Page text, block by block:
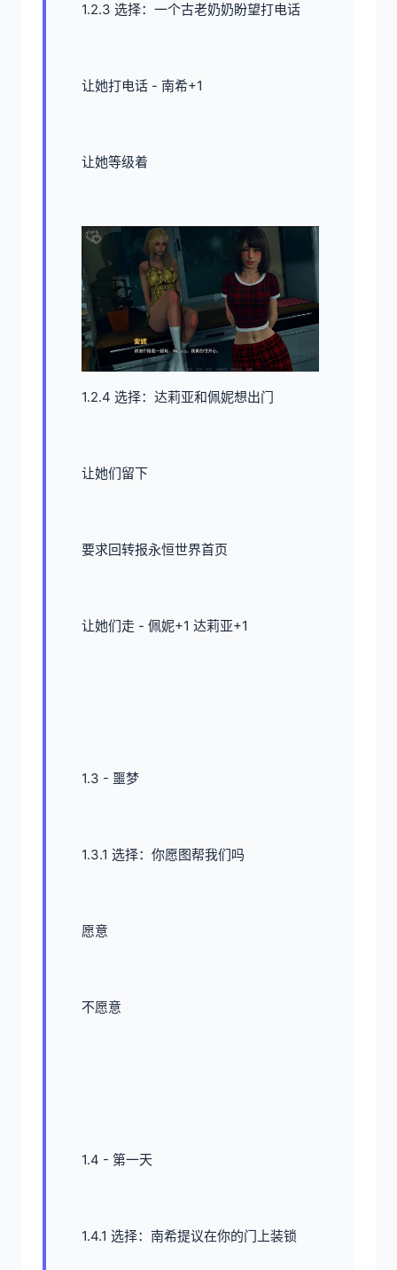
1.2.3 选择：一个古老奶奶盼望打电话
让她打电话 - 南希+1
让她等级着
1.2.4 选择：达莉亚和佩妮想出门
让她们留下
要求回转报永恒世界首页
让她们走 - 佩妮+1 达莉亚+1
1.3 - 噩梦
1.3.1 选择：你愿图帮我们吗
愿意
不愿意
1.4 - 第一天
1.4.1 选择：南希提议在你的门上装锁